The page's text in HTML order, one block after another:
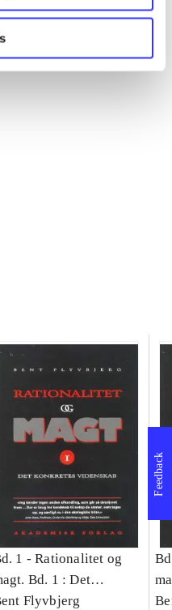
1 -Rationalitet og
Bd. 1 : Det
videnskab
Flyvbjerg
Feedback